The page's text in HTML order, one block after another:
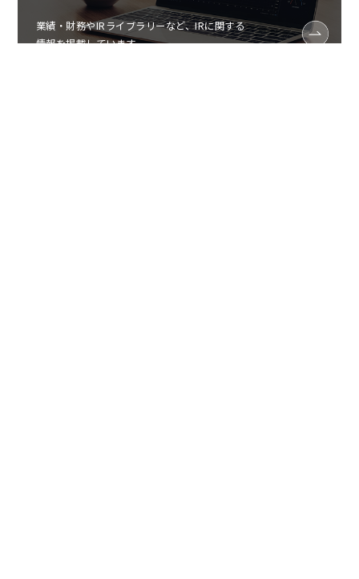
業績‧財務やIRライブラリーなど、IRに関する
情報を掲載しています。